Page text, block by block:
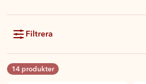
Filtrera
14 produkter